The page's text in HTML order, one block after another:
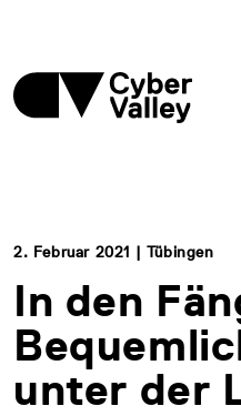
2. Februar 2021 | Tübingen
In den
unter der